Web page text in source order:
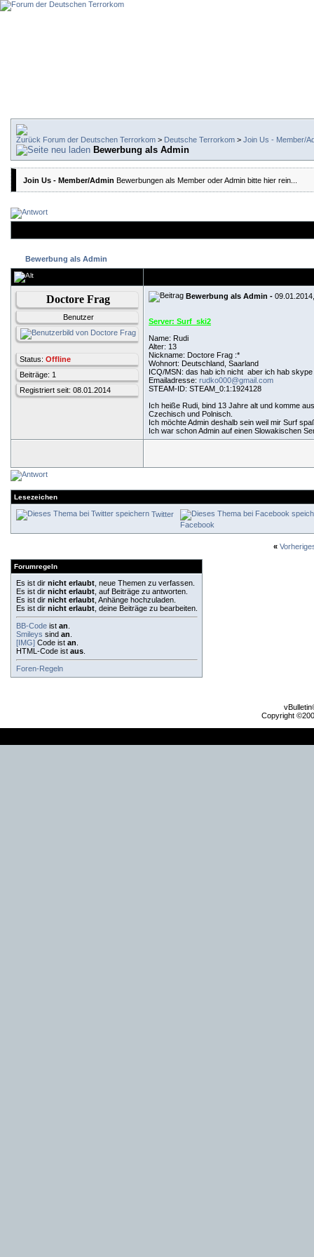
Forum der Deutschen Terrorkom > Deutsche Terrorkom > Join Us - Member/
Bewerbung als Admin
Join Us - Member/Admin Bewerbungen als Member oder Admin bitte hier rein...
Bewerbung als Admin
Doctore Frag
Benutzer
Status: Offline
Beiträge: 1
Registriert seit: 08.01.2014
Bewerbung als Admin -
Server: Surf_ski2
Name: Rudi
Alter: 13
Nickname: Doctore Frag :*
Wohnort: Deutschland, Saarland
ICQ/MSN: das hab ich nicht aber ich hab
Emailadresse: rudko000@gmail.com
STEAM-ID: STEAM_0:1:1924128
Ich heiße Rudi, bind 13 Jahre alt und komme
Czechisch und Polnisch.
Ich möchte Admin deshalb sein weil mir Surf
Ich war schon Admin auf einen Slowakischen
Lesezeichen
Twitter
Facebook
«
Forumregeln
Es ist dir nicht erlaubt , neue Themen zu verfassen.
Es ist dir nicht erlaubt , auf Beiträge zu antworten.
Es ist dir nicht erlaubt , Anhänge hochzuladen.
Es ist dir nicht erlaubt , deine Beiträge zu bearbeiten.
BB-Code ist an
Smileys sind an
[IMG] Code ist an
HTML-Code ist aus
Foren-Regeln
Copyright